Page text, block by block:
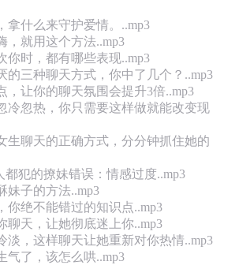
拿什么来守护爱情。..mp3
，就用这个方法..mp3
你时，都有哪些表现..mp3
的三种聊天方式，你中了几个？..mp3
，让你的聊天氛围会提升3倍..mp3
冷忽热，你只需要这样做就能改变现
生聊天的正确方式，分分钟抓住她的
都犯的撩妹错误：情感过度..mp3
妹子的方法..mp3
你绝不能错过的知识点..mp3
聊天，让她彻底迷上你..mp3
淡，这样聊天让她重新对你热情..mp3
气了，该怎么哄..mp3